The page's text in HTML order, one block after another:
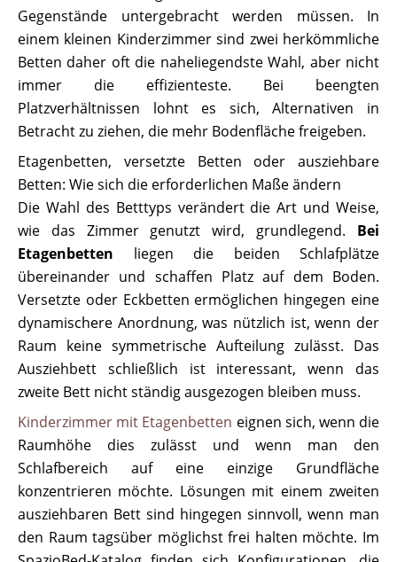
Gegenstände untergebracht werden müssen. In
einem kleinen Kinderzimmer sind zwei herkömmliche
Betten daher oft die naheliegendste Wahl, aber nicht
immer die effizienteste. Bei beengten
Platzverhältnissen lohnt es sich, Alternativen in
Betracht zu ziehen, die mehr Bodenfläche freigeben.
Etagenbetten, versetzte Betten oder ausziehbare
Betten: Wie sich die erforderlichen Maße ändern
Die Wahl des Betttyps verändert die Art und Weise,
wie das Zimmer genutzt wird, grundlegend. Bei
Etagenbetten liegen die beiden Schlafplätze
übereinander und schaffen Platz auf dem Boden.
Versetzte oder Eckbetten ermöglichen hingegen eine
dynamischere Anordnung, was nützlich ist, wenn der
Raum keine symmetrische Aufteilung zulässt. Das
Ausziehbett schließlich ist interessant, wenn das
zweite Bett nicht ständig ausgezogen bleiben muss.
Kinderzimmer mit Etagenbetten eignen sich, wenn die
Raumhöhe dies zulässt und wenn man den
Schlafbereich auf eine einzige Grundfläche
konzentrieren möchte. Lösungen mit einem zweiten
ausziehbaren Bett sind hingegen sinnvoll, wenn man
den Raum tagsüber möglichst frei halten möchte. Im